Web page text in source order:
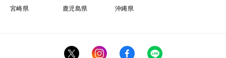
宮崎県
鹿児島県 沖縄県